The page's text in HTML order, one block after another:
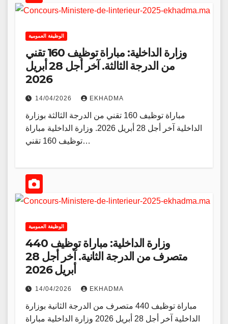
الوظيفة العمومية
وزارة الداخلية: مباراة توظيف 160 تقني
من الدرجة الثالثة. آخر أجل 28 أبريل
2026
14/04/2026 EKHADMA
مباراة توظيف 160 تقني من الدرجة الثالثة بوزارة
الداخلية آخر أجل 28 أبريل 2026. وزارة الداخلية مباراة
توظيف 160 تقني…
الوظيفة العمومية
وزارة الداخلية: مباراة توظيف 440
متصرف من الدرجة الثانية. آخر أجل 28
أبريل 2026
14/04/2026 EKHADMA
مباراة توظيف 440 متصرف من الدرجة الثانية بوزارة
الداخلية آخر أجل 28 أبريل 2026 وزارة الداخلية مباراة